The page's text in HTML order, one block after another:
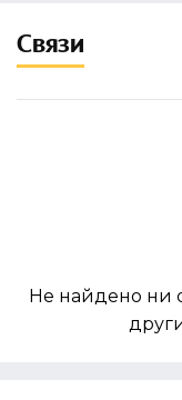
Связи
Не найдено ни